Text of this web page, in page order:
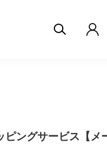
ピングサービス【メ